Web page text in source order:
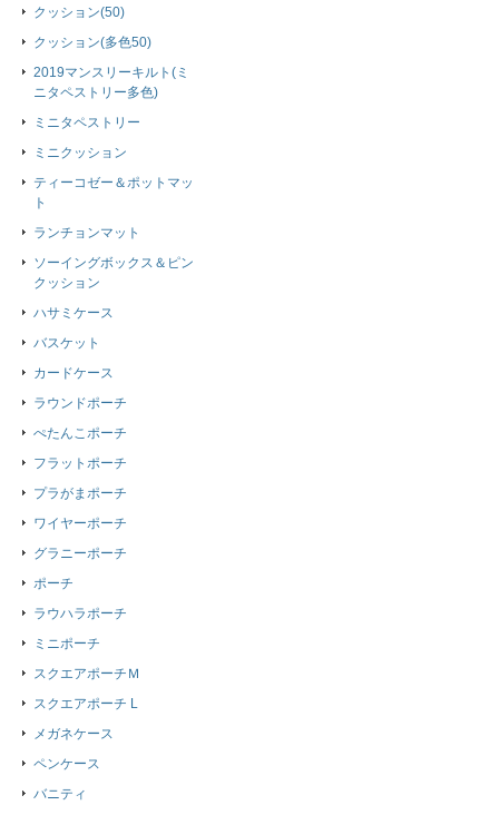
クッション(50)
クッション(多色50)
2019マンスリーキルト(ミ
ニタペストリー多色)
ミニタペストリー
ミニクッション
ティーコゼー＆ポットマッ
ト
ランチョンマット
ソーイングボックス＆ピン
クッション
ハサミケース
バスケット
カードケース
ラウンドポーチ
ぺたんこポーチ
フラットポーチ
プラがまポーチ
ワイヤーポーチ
グラニーポーチ
ポーチ
ラウハラポーチ
ミニポーチ
スクエアポーチＭ
スクエアポーチ L
メガネケース
ペンケース
バニティ